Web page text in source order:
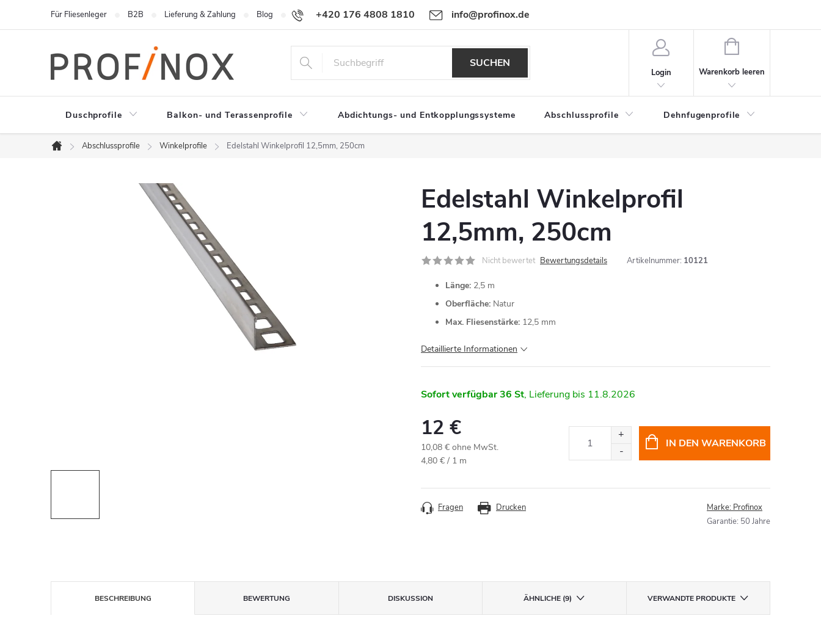
+420 176 4808 1810 info@profinox.de
Für Fliesenleger B2B Lieferung & Zahlung Blog Für Händler
SUCHEN
Login
WARENKORB
Warenkorb leeren
Duschprofile Balkon- und Terassenprofile Abdichtungs- und Entkopplungssysteme Abschlussprofile Dehnfugenprofile
Startseite
Abschlussprofile Winkelprofile Edelstahl Winkelprofil 12,5mm, 250cm
Edelstahl Winkelprofil
12,5mm, 250cm
Nicht bewertet Bewertungsdetails Artikelnummer: 10121
Länge: 2,5 m
Oberfläche: Natur
Max. Fliesenstärke: 12,5 mm
Detaillierte Informationen
Sofort verfügbar36 St 11.8.2026
12 €
10,08 € ohne MwSt.
Verkaufspreis:
4,80 € / 1 m
IN DEN WARENKORB
Drucken
Fragen Marke: Profinox
Garantie: 50 Jahre
BESCHREIBUNG BEWERTUNG DISKUSSION ÄHNLICHE (9) VERWANDTE PRODUKTE